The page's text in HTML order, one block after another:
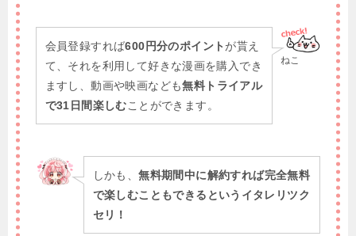
ねこ
会員登録すれば600円分のポイント が貰え
て、それを利用して好きな漫画を購入でき
ますし、動画や映画なども無料トライアル
で31日間楽しむことができます。
しかも、無料期間中に解約すれば完全無料
で楽しむこともできるというイタレリツク
セリ！